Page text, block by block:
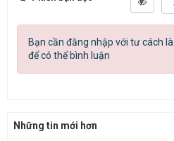
Bạn cần đăng nhập với tư cách là
để có thể bình luận
Những tin mới hơn